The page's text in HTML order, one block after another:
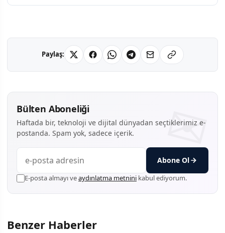
Paylaş:
Bülten Aboneliği
Haftada bir, teknoloji ve dijital dünyadan seçtiklerimiz e-
postanda. Spam yok, sadece içerik.
Abone Ol
E-posta almayı veaydınlatma metnini kabul ediyorum.
Benzer Haberler